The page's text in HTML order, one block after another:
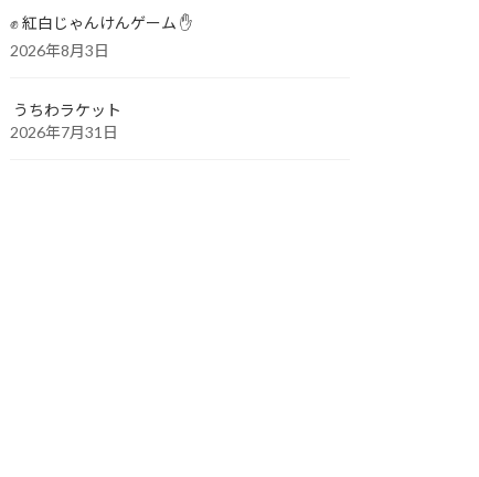
✊ 紅白じゃんけんゲーム ✋
2026年8月3日
うちわラケット
2026年7月31日